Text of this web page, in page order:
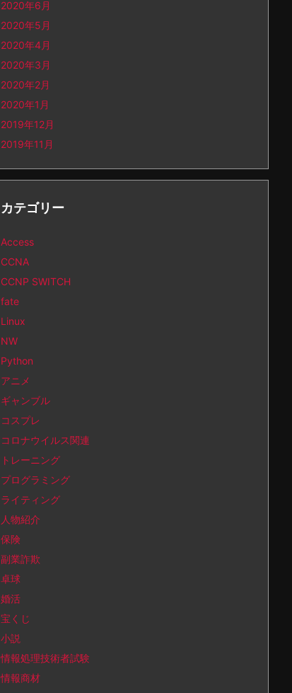
2020年6月
2020年5月
2020年4月
2020年3月
2020年2月
2020年1月
2019年12月
2019年11月
カテゴリー
Access
CCNA
CCNP SWITCH
fate
Linux
NW
Python
アニメ
ギャンブル
コスプレ
コロナウイルス関連
トレーニング
プログラミング
ライティング
人物紹介
保険
副業詐欺
卓球
婚活
宝くじ
小説
情報処理技術者試験
情報商材